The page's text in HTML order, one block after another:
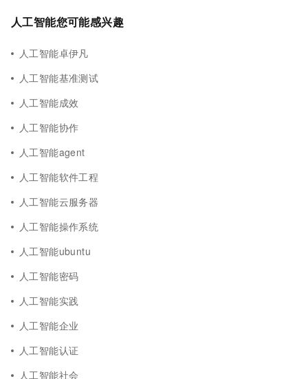
人工智能您可能感兴趣
人工智能卓伊凡
人工智能基准测试
人工智能成效
人工智能协作
人工智能agent
人工智能软件工程
人工智能云服务器
人工智能操作系统
人工智能ubuntu
人工智能密码
人工智能实践
人工智能企业
人工智能认证
人工智能社会